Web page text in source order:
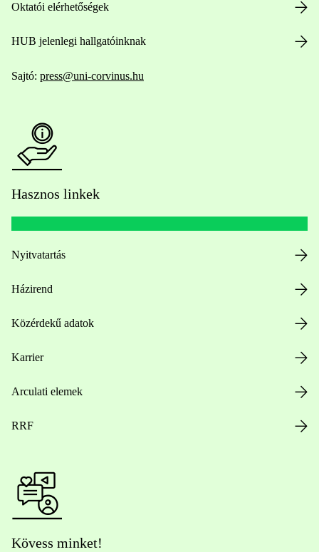
Oktatói elérhetőségek
HUB jelenlegi hallgatóinknak
Sajtó: press@uni-corvinus.hu
Hasznos linkek
Nyitvatartás
Házirend
Közérdekű adatok
Karrier
Arculati elemek
RRF
Kövess minket!